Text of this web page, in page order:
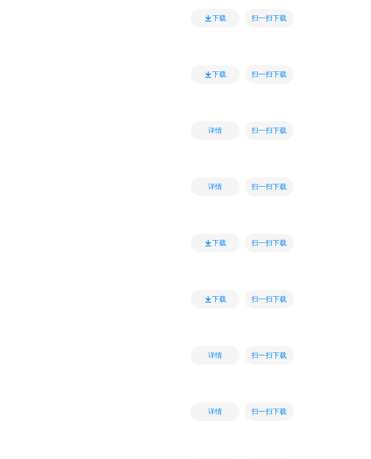
下载 扫一扫下载
下载 扫一扫下载
详情 扫一扫下载
详情 扫一扫下载
下载 扫一扫下载
下载 扫一扫下载
详情 扫一扫下载
详情 扫一扫下载